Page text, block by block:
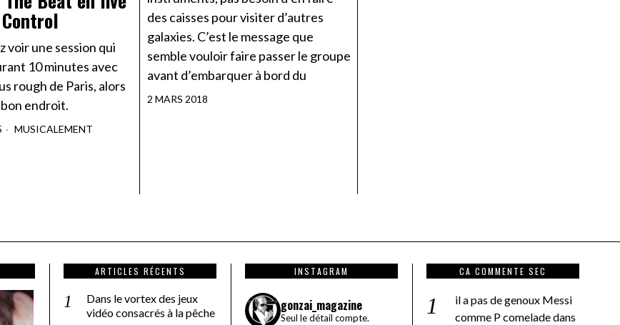
voir une session qui
10 minutes avec
rough de Paris, alors
endroit.
MUSICALEMENT
des caisses pour visiter d’autres
galaxies. C’est le message que
semble vouloir faire passer le groupe
avant d’embarquer à bord du
2 MARS 2018
ARTICLES RÉCENTS
Dans le vortex des jeux
vidéo consacrés à la pêche
INSTAGRAM
gonzai_magazine
Seul le détail compte.
CA COMMENTE SEC
il a pas de genoux Messi
comme P comeladedans